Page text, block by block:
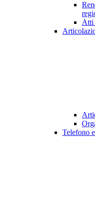
Atti
Telefono